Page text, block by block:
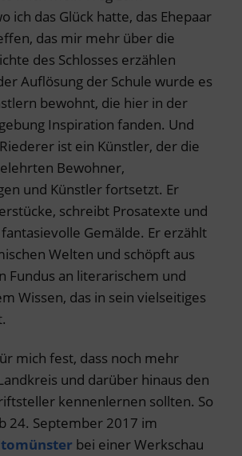
ich das Glück hatte, das Ehepaar
das mir mehr über die
des Schlosses erzählen
Auflösung der Schule wurde es
bewohnt, die hier in der
Inspiration fanden. Und
ist ein Künstler, der die
Bewohner,
und Künstler fortsetzt. Er
schreibt Prosatexte und
Gemälde. Er erzählt
Welten und schöpft aus
Fundus an literarischem und
Wissen, das in sein vielseitiges
mich fest, dass noch mehr
und darüber hinaus den
kennenlernen sollten. So
24. September 2017 im
bei einer Werkschau